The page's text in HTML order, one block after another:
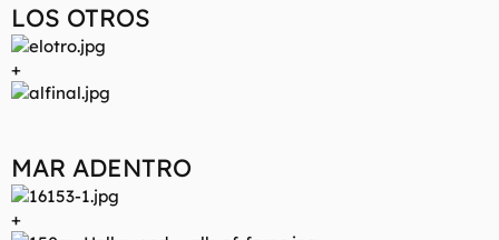
LOS OTROS
+
MAR ADENTRO
+